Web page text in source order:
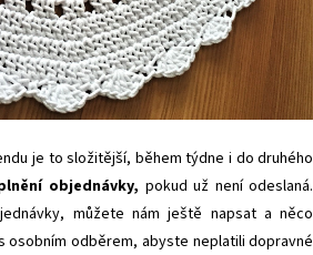
je to složitější, během týdne i do druhého
objednávky, pokud už není odeslaná.
můžete nám ještě napsat a něco
odběrem, abyste neplatili dopravné